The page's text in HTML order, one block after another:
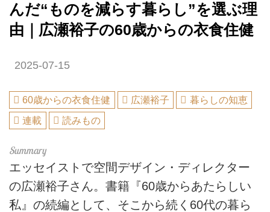
んだ“ものを減らす暮らし”を選ぶ理
由｜広瀬裕子の60歳からの衣食住健
2025-07-15
60歳からの衣食住健 広瀬裕子
暮らしの知恵
連載
読みもの
エッセイストで空間デザイン・ディレクター
の広瀬裕子さん。書籍『60歳からあたらしい
私』の続編として、そこから続く60代の暮ら